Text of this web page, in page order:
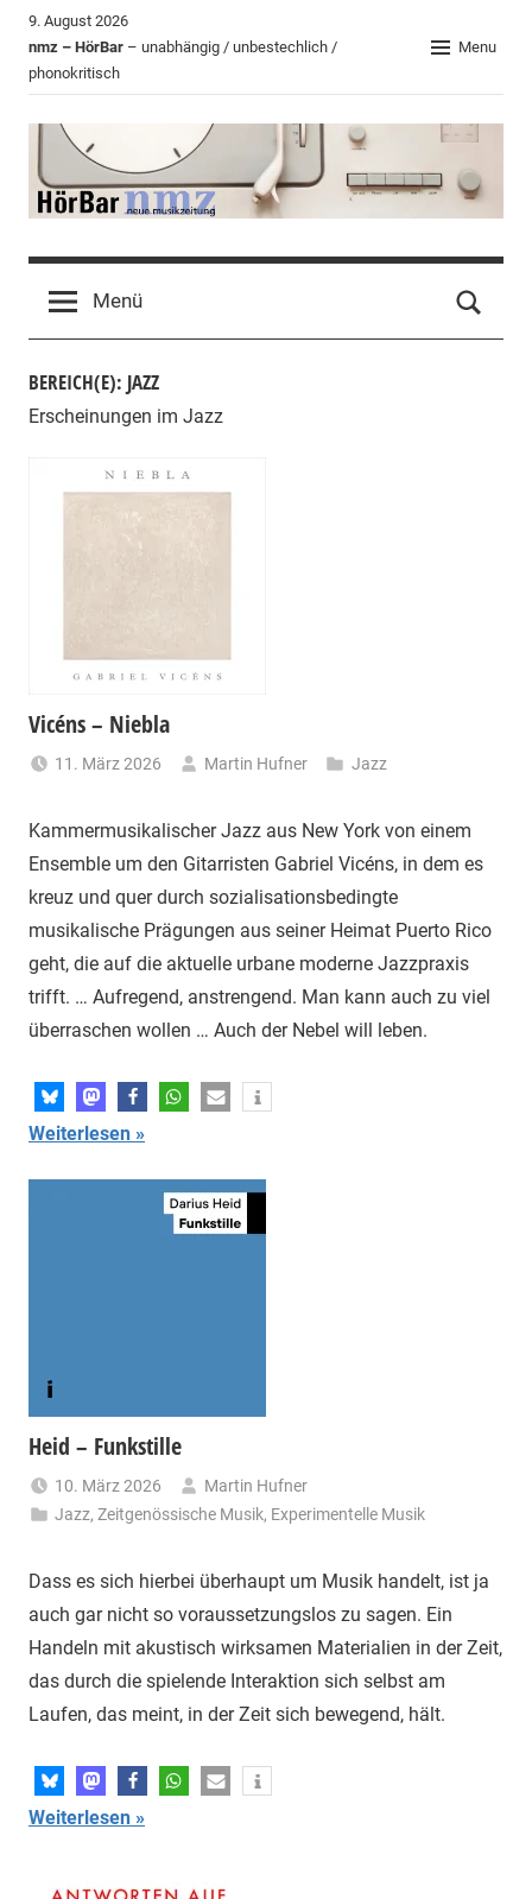
Zum
Inhalt
springen
9. August 2026
nmz – HörBar – unabhängig / unbestechlich /
phonokritisch
Menu
HörBar
der
nmz
Menü
BEREICH(E): JAZZ
Erscheinungen im Jazz
Vicéns – Niebla
11. März 2026 Martin Hufner Jazz
Kammermusikalischer Jazz aus New York von einem
Ensemble um den Gitarristen Gabriel Vicéns, in dem es
kreuz und quer durch sozialisationsbedingte
musikalische Prägungen aus seiner Heimat Puerto Rico
geht, die auf die aktuelle urbane moderne Jazzpraxis
trifft. … Aufregend, anstrengend. Man kann auch zu viel
überraschen wollen … Auch der Nebel will leben.
Weiterlesen
Heid – Funkstille
10. März 2026
Martin Hufner
Jazz,Zeitgenössische Musik, Experimentelle Musik
Dass es sich hierbei überhaupt um Musik handelt, ist ja
auch gar nicht so voraussetzungslos zu sagen. Ein
Handeln mit akustisch wirksamen Materialien in der Zeit,
das durch die spielende Interaktion sich selbst am
Laufen, das meint, in der Zeit sich bewegend, hält.
Weiterlesen